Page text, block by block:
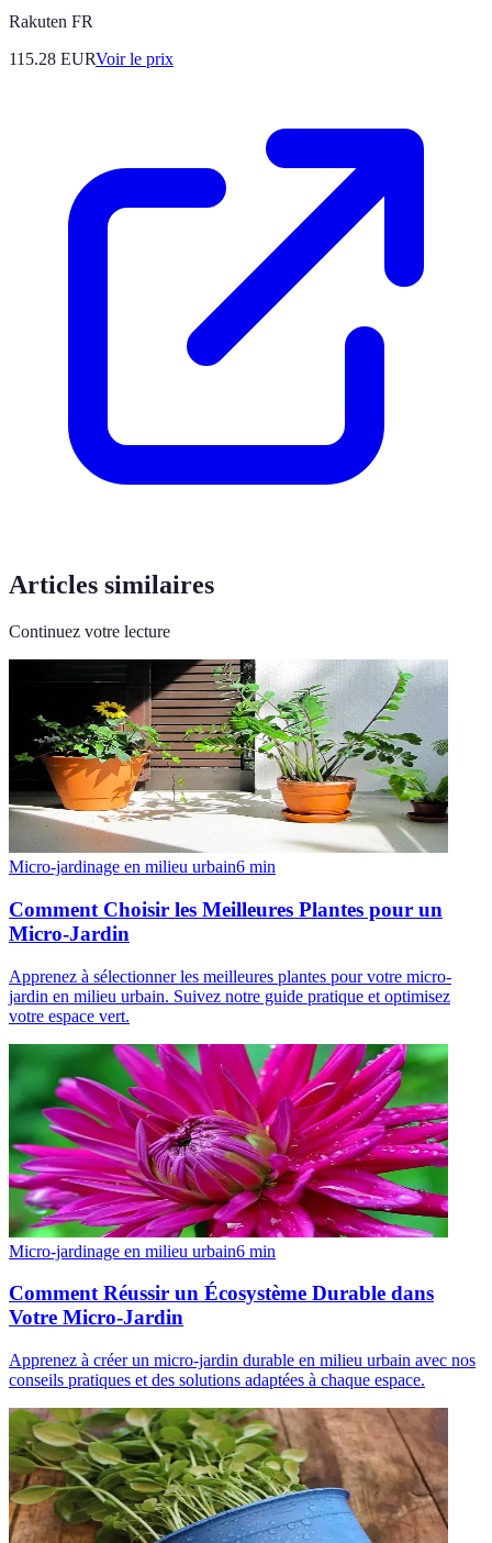
Rakuten FR
115.28 EURVoir le prix
Articles similaires
Continuez votre lecture
Micro-jardinage en milieu urbain6 min
Comment Choisir les Meilleures Plantes pour un
Micro-Jardin
Apprenez à sélectionner les meilleures plantes pour votre micro-
jardin en milieu urbain. Suivez notre guide pratique et optimisez
votre espace vert.
Micro-jardinage en milieu urbain6 min
Comment Réussir un Écosystème Durable dans
Votre Micro-Jardin
Apprenez à créer un micro-jardin durable en milieu urbain avec nos
conseils pratiques et des solutions adaptées à chaque espace.